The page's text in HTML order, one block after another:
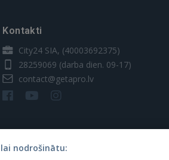
Kontakti
City24 SIA, (40003692375)
28259069 (darba dien. 09-17)
contact@getapro.lv
nodrošinātu: